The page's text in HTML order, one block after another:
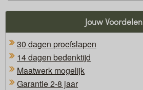
Jouw Voordelen
30 dagen proefslapen
14 dagen bedenktijd
Maatwerk mogelijk
Garantie 2-8 jaar